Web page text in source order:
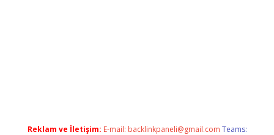
Reklam ve İletişim: E-mail: backlinkpaneli@gmail.com Teams: